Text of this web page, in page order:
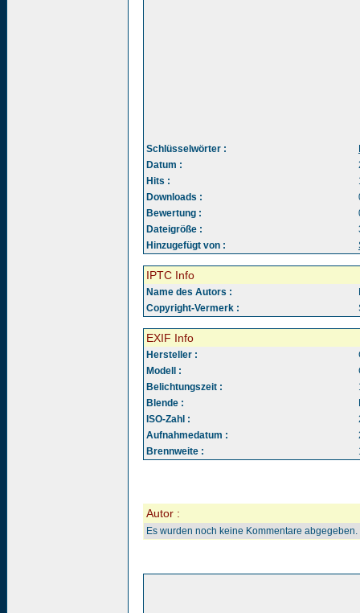
Schlüsselwörter :
Datum :
Hits :
Downloads :
Bewertung :
Dateigröße :
Hinzugefügt von :
IPTC Info
Name des Autors :
Copyright-Vermerk :
EXIF Info
Hersteller :
Modell :
Belichtungszeit :
Blende :
ISO-Zahl :
Aufnahmedatum :
Brennweite :
Autor :
Es wurden noch keine Kommentare abgegeben.